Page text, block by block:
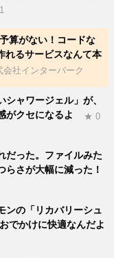
算がない！コードな
れるサービスなんて本
会社インターパーク
ャワージェル」が、
がクセになるよ
★ 0
だった。ファイルみた
らさが大幅に減った！
ンの「リカバリーシュ
でかけに快適なんだよ